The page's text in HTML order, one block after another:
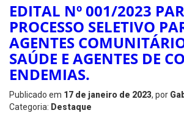
EDITAL Nº 001/2023
PROCESSO SELETIVO
AGENTES
SAÚDE E AGENTES DE
ENDEMIAS.
Publicado em 17 de janeiro de 2023, por
Categoria: Destaque